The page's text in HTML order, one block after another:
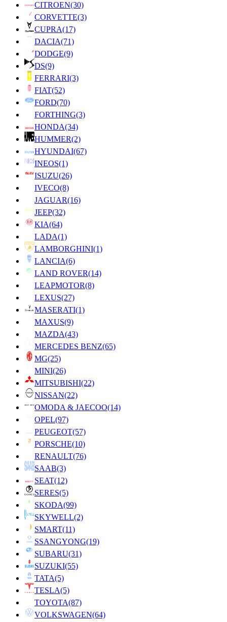
CITROEN(30)
CORVETTE(3)
CUPRA(17)
DACIA(71)
DODGE(9)
DS(9)
FERRARI(3)
FIAT(52)
FORD(70)
FORTHING(3)
HONDA(34)
HUMMER(2)
HYUNDAI(67)
INEOS(1)
ISUZU(26)
IVECO(8)
JAGUAR(16)
JEEP(32)
KIA(64)
LADA(1)
LAMBORGHINI(1)
LANCIA(6)
LAND ROVER(14)
LEAPMOTOR(8)
LEXUS(27)
MASERATI(1)
MAXUS(9)
MAZDA(43)
MERCEDES BENZ(65)
MG(25)
MINI(26)
MITSUBISHI(22)
NISSAN(22)
OMODA & JAECOO(14)
OPEL(97)
PEUGEOT(57)
PORSCHE(10)
RENAULT(76)
SAAB(3)
SEAT(12)
SERES(5)
SKODA(99)
SKYWELL(2)
SMART(11)
SSANGYONG(19)
SUBARU(31)
SUZUKI(55)
TATA(5)
TESLA(5)
TOYOTA(87)
VOLKSWAGEN(64)